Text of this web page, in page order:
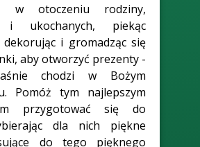
w otoczeniu rodziny,
i ukochanych, piekąc
dekorując i gromadząc się
aby otworzyć prezenty -
chodzi w Bożym
Pomóż tym najlepszym
przygotować się do
dla nich piękne
do tego pięknego